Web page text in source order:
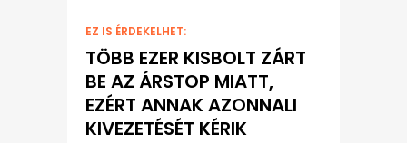
EZ IS ÉRDEKELHET:
TÖBB EZER KISBOLT ZÁRT
BE AZ ÁRSTOP MIATT,
EZÉRT ANNAK AZONNALI
KIVEZETÉSÉT KÉRIK